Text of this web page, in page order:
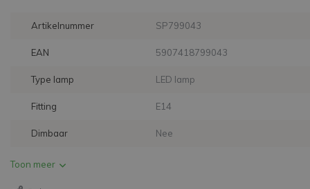
Artikelnummer SP799043
EAN 5907418799043
Type lamp LED lamp
Fitting E14
Dimbaar Nee
Toon meer